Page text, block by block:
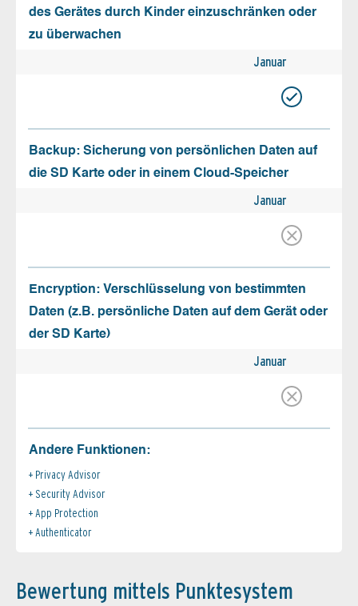
des Gerätes durch Kinder einzuschränken oder
zu überwachen
Januar
Backup: Sicherung von persönlichen Daten auf
die SD Karte oder in einem Cloud-Speicher
Januar
Encryption: Verschlüsselung von bestimmten
Daten (z.B. persönliche Daten auf dem Gerät oder
der SD Karte)
Januar
Andere Funktionen:
Privacy Advisor
Security Advisor
App Protection
Authenticator
Bewertung mittels Punktesystem